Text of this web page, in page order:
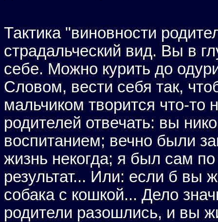
Тактика "виновности
страдальческий вид. Вы в
себе. Можно курить до
Словом, вести себя так,
мальчиком творится что-
родителей отвечать: вы
воспитанием; вечно были
жизнь некогда; я был сам
результат... Или: если б вы
собака с кошкой... Дело
родители разошлись, и вы